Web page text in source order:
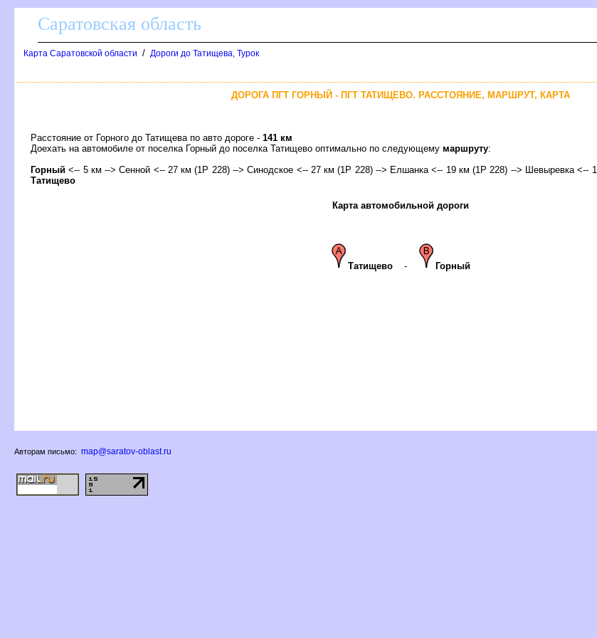
Саратовская область
Карта Саратовской области / Дороги до Татищева, Турок
ДОРОГА ПГТ ГОРНЫЙ - ПГТ ТАТИЩЕВО. РАССТОЯНИЕ, МАРШРУТ, КАРТА
Расстояние от Горного до Татищева по авто дороге - 141 км
Доехать на автомобиле от поселка Горный до поселка Татищево оптимально по следующему маршруту:
Горный <-- 5 км --> Сенной <-- 27 км (1Р 228) --> Синодское <-- 27 км (1Р 228) --> Елшанка <-- 19 км (1Р 228) --> Шевыревка <--
Татищево
Карта автомобильной дороги
Татищево- Горный
Авторам письмо: map@saratov-oblast.ru